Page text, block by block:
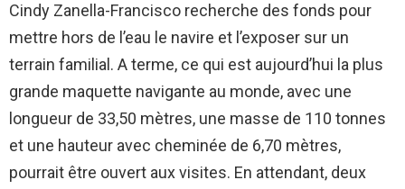
Cindy Zanella-Francisco recherche des fonds pour
mettre hors de l’eau le navire et l’exposer sur un
terrain familial. A terme, ce qui est aujourd’hui la plus
grande maquette navigante au monde, avec une
longueur de 33,50 mètres, une masse de 110 tonnes
et une hauteur avec cheminée de 6,70 mètres,
pourrait être ouvert aux visites. En attendant, deux